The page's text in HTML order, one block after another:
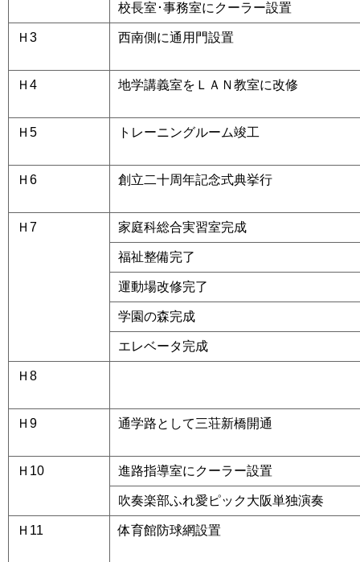
校長室･事務室にクーラー設置
Ｈ3 西南側に通用門設置
Ｈ4 地学講義室をＬＡＮ教室に改修
Ｈ5 トレーニングルーム竣工
Ｈ6 創立二十周年記念式典挙行
Ｈ7 家庭科総合実習室完成
福祉整備完了
運動場改修完了
学園の森完成
エレベータ完成
Ｈ8
Ｈ9 通学路として三荘新橋開通
Ｈ10 進路指導室にクーラー設置
吹奏楽部ふれ愛ピック大阪単独演奏
Ｈ11 体育館防球網設置